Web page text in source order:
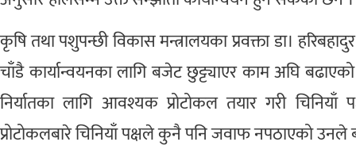
कृषि तथा पशुपन्छी विकास मन्त्रालयका प्रवक्ता डा।
चाँडै कार्यान्वयनका लागि बजेट छुट्ट्याएर काम अघि
निर्यातका लागि आवश्यक प्रोटोकल तयार गरी
प्रोटोकलबारे चिनियाँ पक्षले कुनै पनि जवाफ नपठाएको उनले